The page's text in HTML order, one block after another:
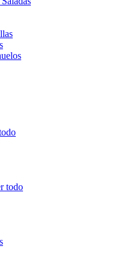
todo